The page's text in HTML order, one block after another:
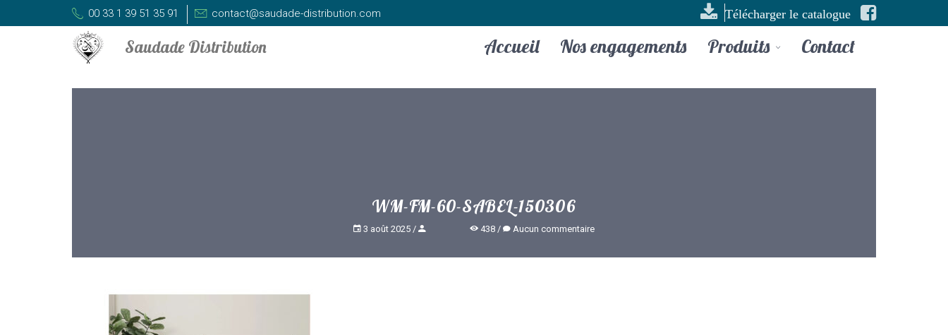
00 33 1 39 51 35 91 contact@saudade-distribution.com Télécharger le catalogue
Accueil Nos engagements Produits Contact
WM-FM-60-SABEL-150306
3 août 2025 438 Aucun commentaire